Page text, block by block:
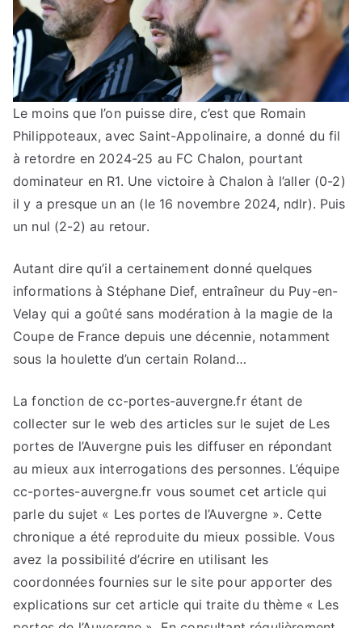
Le moins que l’on puisse dire, c’est que Romain
Philippoteaux, avec Saint-Appolinaire, a donné du fil
à retordre en 2024-25 au FC Chalon, pourtant
dominateur en R1. Une victoire à Chalon à l’aller (0-2)
il y a presque un an (le 16 novembre 2024, ndlr). Puis
un nul (2-2) au retour.
Autant dire qu’il a certainement donné quelques
informations à Stéphane Dief, entraîneur du Puy-en-
Velay qui a goûté sans modération à la magie de la
Coupe de France depuis une décennie, notamment
sous la houlette d’un certain Roland…
La fonction de cc-portes-auvergne.fr étant de
collecter sur le web des articles sur le sujet de Les
portes de l’Auvergne puis les diffuser en répondant
au mieux aux interrogations des personnes. L’équipe
cc-portes-auvergne.fr vous soumet cet article qui
parle du sujet « Les portes de l’Auvergne ». Cette
chronique a été reproduite du mieux possible. Vous
avez la possibilité d’écrire en utilisant les
coordonnées fournies sur le site pour apporter des
explications sur cet article qui traite du thème « Les